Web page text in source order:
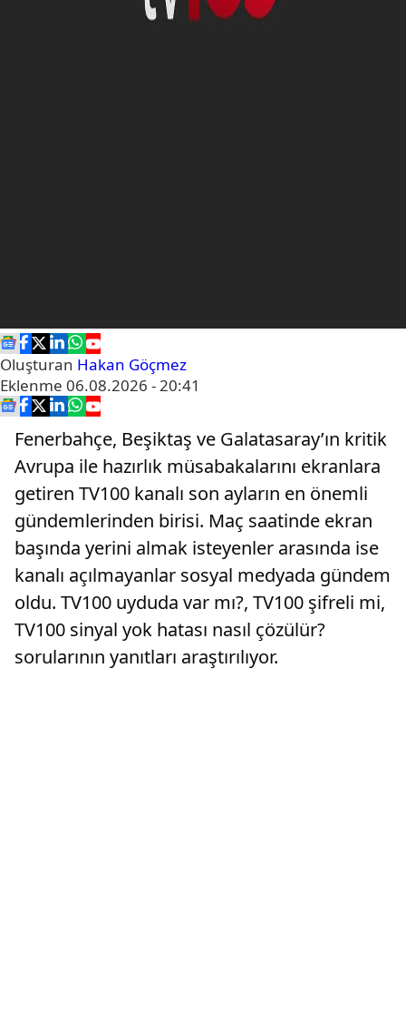
Oluşturan Hakan Göçmez
Eklenme 06.08.2026 - 20:41
Fenerbahçe, Beşiktaş ve Galatasaray’ın kritik
Avrupa ile hazırlık müsabakalarını ekranlara
getiren TV100 kanalı son ayların en önemli
gündemlerinden birisi. Maç saatinde ekran
başında yerini almak isteyenler arasında ise
kanalı açılmayanlar sosyal medyada gündem
oldu. TV100 uyduda var mı?, TV100 şifreli mi,
TV100 sinyal yok hatası nasıl çözülür?
sorularının yanıtları araştırılıyor.